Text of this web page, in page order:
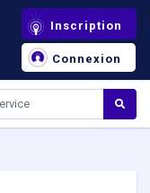
Inscription
Connexion